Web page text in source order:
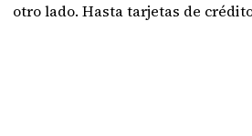
otro lado. Hasta tarjetas de